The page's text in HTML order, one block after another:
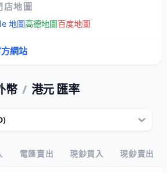
地圖
地圖高德地圖百度地圖
網站
幣 / 港元 匯率
電匯賣出 現鈔買入 現鈔賣出